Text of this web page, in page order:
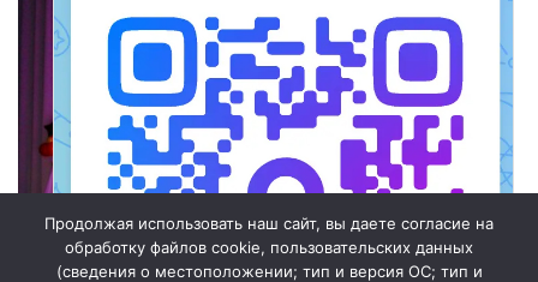
Продолжая использовать наш сайт, вы даете согласие на
обработку файлов cookie, пользовательских данных
(сведения о местоположении; тип и версия ОС; тип и